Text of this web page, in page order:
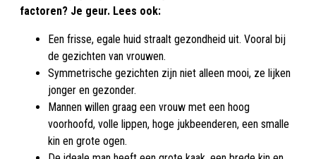
factoren? Je geur. Lees ook:
Een frisse, egale huid straalt gezondheid uit. Vooral bij
de gezichten van vrouwen.
Symmetrische gezichten zijn niet alleen mooi, ze lijken
jonger en gezonder.
Mannen willen graag een vrouw met een hoog
voorhoofd, volle lippen, hoge jukbeenderen, een smalle
kin en grote ogen.